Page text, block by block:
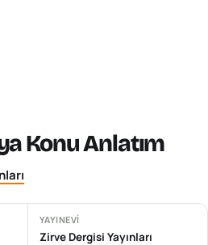
Konu Anlatım
YAYINEVI
Zirve Dergisi Yayınları